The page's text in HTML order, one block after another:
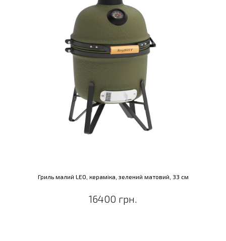
Гриль малий LEO, кераміка, зелений матовий, 33 см
16400 грн.